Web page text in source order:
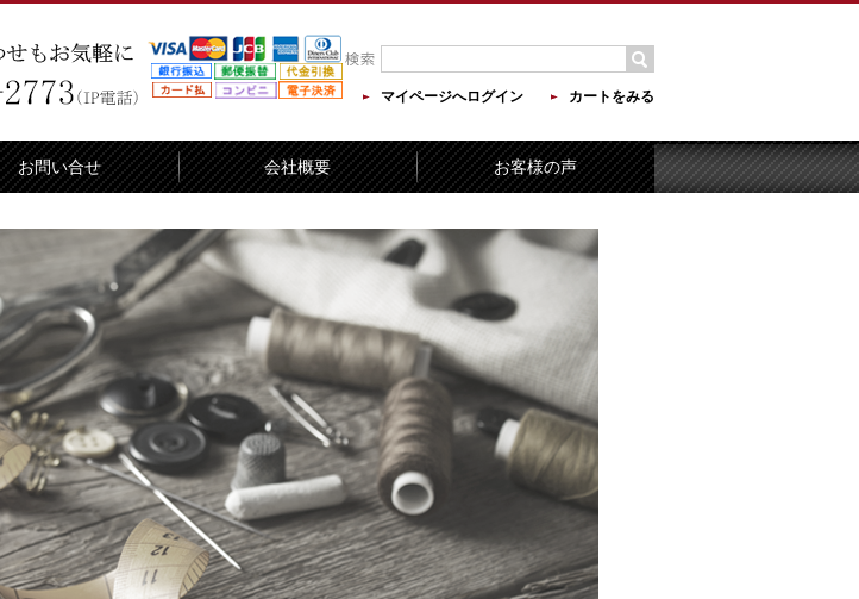
マイページへログイン カートをみる
お問い合せ 会社概要 お客様の声